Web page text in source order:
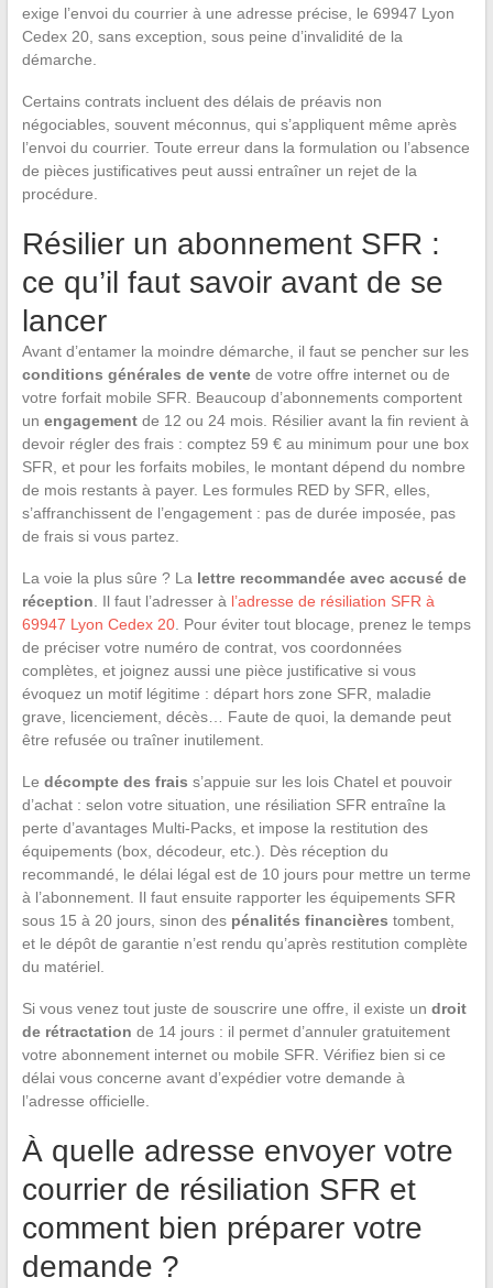
exige l’envoi du courrier à une adresse précise, le 69947 Lyon
Cedex 20, sans exception, sous peine d’invalidité de la
démarche.
Certains contrats incluent des délais de préavis non
négociables, souvent méconnus, qui s’appliquent même après
l’envoi du courrier. Toute erreur dans la formulation ou l’absence
de pièces justificatives peut aussi entraîner un rejet de la
procédure.
Résilier un abonnement SFR :
ce qu’il faut savoir avant de se
lancer
Avant d’entamer la moindre démarche, il faut se pencher sur les
conditions générales de ventede votre offre internet ou de
votre forfait mobile SFR. Beaucoup d’abonnements comportent
un engagementde 12 ou 24 mois. Résilier avant la fin revient à
devoir régler des frais : comptez 59 € au minimum pour une box
SFR, et pour les forfaits mobiles, le montant dépend du nombre
de mois restants à payer. Les formules RED by SFR, elles,
s’affranchissent de l’engagement : pas de durée imposée, pas
de frais si vous partez.
La voie la plus sûre ? La lettre recommandée avec accusé de
réception . Il faut l’adresser à l’adresse de résiliation SFR à
69947 Lyon Cedex 20. Pour éviter tout blocage, prenez le temps
de préciser votre numéro de contrat, vos coordonnées
complètes, et joignez aussi une pièce justificative si vous
évoquez un motif légitime : départ hors zone SFR, maladie
grave, licenciement, décès… Faute de quoi, la demande peut
être refusée ou traîner inutilement.
Le décompte des frais s’appuie sur les lois Chatel et pouvoir
d’achat : selon votre situation, une résiliation SFR entraîne la
perte d’avantages Multi-Packs, et impose la restitution des
équipements (box, décodeur, etc.). Dès réception du
recommandé, le délai légal est de 10 jours pour mettre un terme
à l’abonnement. Il faut ensuite rapporter les équipements SFR
sous 15 à 20 jours, sinon des pénalités financières tombent,
et le dépôt de garantie n’est rendu qu’après restitution complète
du matériel.
Si vous venez tout juste de souscrire une offre, il existe un droit
de rétractation de 14 jours : il permet d’annuler gratuitement
votre abonnement internet ou mobile SFR. Vérifiez bien si ce
délai vous concerne avant d’expédier votre demande à
l’adresse officielle.
À quelle adresse envoyer votre
courrier de résiliation SFR et
comment bien préparer votre
demande ?